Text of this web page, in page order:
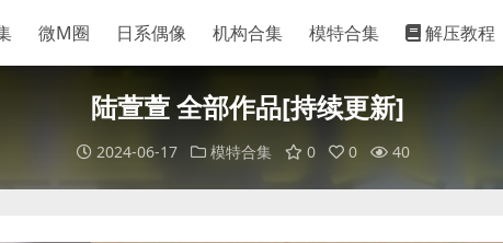
微M圈 日系偶像 机构合集 模特合集 解压教程
陆萱萱 全部作品[持续更新]
2024-06-17 模特合集 0 0 40